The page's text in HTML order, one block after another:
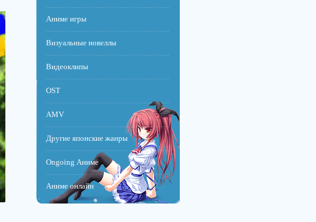
Аниме игры
Визуальные новеллы
Видеоклипы
OST
AMV
Другие японские жанры
Ongoing Аниме
Аниме онлайн